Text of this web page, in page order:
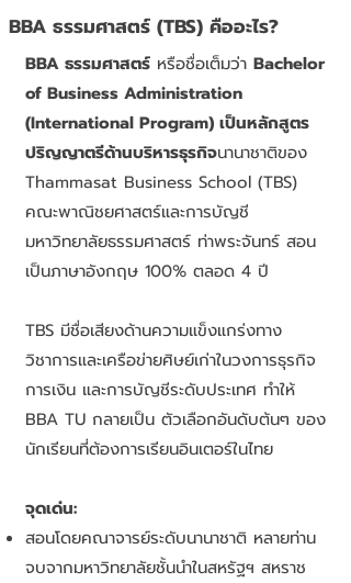
BBA ธรรมศาสตร์ (TBS) คืออะไร?
BBA ธรรมศาสตร์ หรือชื่อเต็มว่า Bachelor
of Business Administration
(International Program) เป็นหลักสูตร
ปริญญาตรีด้านบริหารธุรกิจนานาชาติของ
Thammasat Business School (TBS)
คณะพาณิชยศาสตร์และการบัญชี
มหาวิทยาลัยธรรมศาสตร์ ท่าพระจันทร์ สอน
เป็นภาษาอังกฤษ 100% ตลอด 4 ปี
TBS มีชื่อเสียงด้านความแข็งแกร่งทาง
วิชาการและเครือข่ายศิษย์เก่าในวงการธุรกิจ
การเงิน และการบัญชีระดับประเทศ ทำให้
BBA TU กลายเป็น ตัวเลือกอันดับต้นๆ ของ
นักเรียนที่ต้องการเรียนอินเตอร์ในไทย
จุดเด่น:
สอนโดยคณาจารย์ระดับนานาชาติ หลายท่าน
จบจากมหาวิทยาลัยชั้นนำในสหรัฐฯ สหราช